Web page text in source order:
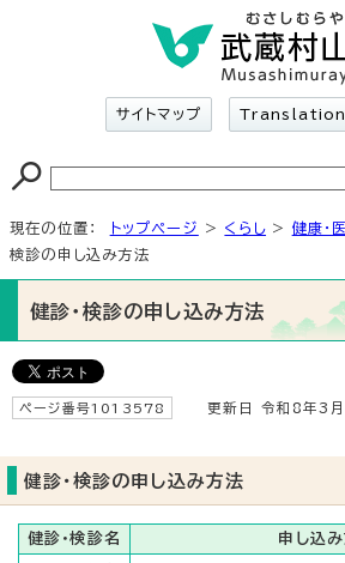
サイトマップ
現在の位置： トップページ > くらし > 健康・
検診の申し込み方法
健診・検診の申し込み方法
ページ番号1013578 更新日 令和8年3
健診・検診の申し込み方法
健診・検診名 申し込